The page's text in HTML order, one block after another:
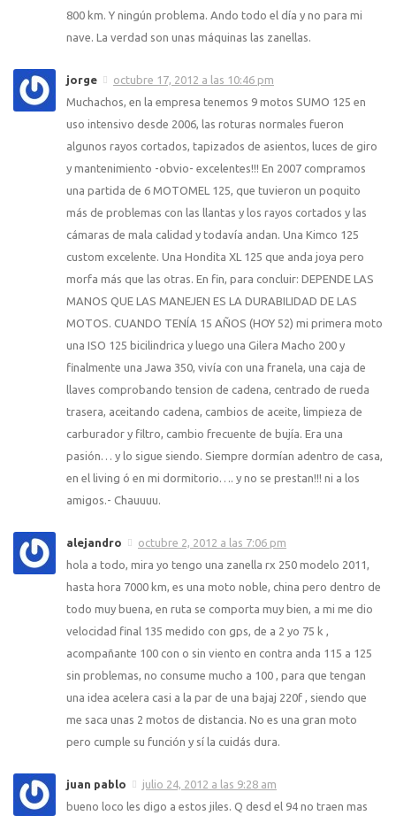
800 km. Y ningún problema. Ando todo el día y no para mi
nave. La verdad son unas máquinas las zanellas.
jorge
octubre 17, 2012 a las 10:46 pm
Muchachos, en la empresa tenemos 9 motos SUMO 125 en
uso intensivo desde 2006, las roturas normales fueron
algunos rayos cortados, tapizados de asientos, luces de giro
y mantenimiento -obvio- excelentes!!! En 2007 compramos
una partida de 6 MOTOMEL 125, que tuvieron un poquito
más de problemas con las llantas y los rayos cortados y las
cámaras de mala calidad y todavía andan. Una Kimco 125
custom excelente. Una Hondita XL 125 que anda joya pero
morfa más que las otras. En fin, para concluir: DEPENDE LAS
MANOS QUE LAS MANEJEN ES LA DURABILIDAD DE LAS
MOTOS. CUANDO TENÍA 15 AÑOS (HOY 52) mi primera moto
una ISO 125 bicilindrica y luego una Gilera Macho 200 y
finalmente una Jawa 350, vivía con una franela, una caja de
llaves comprobando tension de cadena, centrado de rueda
trasera, aceitando cadena, cambios de aceite, limpieza de
carburador y filtro, cambio frecuente de bujía. Era una
pasión… y lo sigue siendo. Siempre dormían adentro de casa,
en el living ó en mi dormitorio…. y no se prestan!!! ni a los
amigos.- Chauuuu.
alejandro
octubre 2, 2012 a las 7:06 pm
hola a todo, mira yo tengo una zanella rx 250 modelo 2011,
hasta hora 7000 km, es una moto noble, china pero dentro de
todo muy buena, en ruta se comporta muy bien, a mi me dio
velocidad final 135 medido con gps, de a 2 yo 75 k ,
acompañante 100 con o sin viento en contra anda 115 a 125
sin problemas, no consume mucho a 100 , para que tengan
una idea acelera casi a la par de una bajaj 220f , siendo que
me saca unas 2 motos de distancia. No es una gran moto
pero cumple su función y sí la cuidás dura.
juan pablo
julio 24, 2012 a las 9:28 am
bueno loco les digo a estos jiles. Q desd el 94 no traen mas